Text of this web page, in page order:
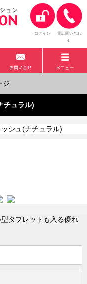
ログイン
電話問い合わ
せ
ジ
チュラル)
タブレットも入る優れ